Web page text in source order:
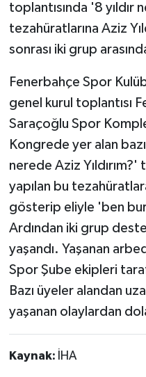
toplantısında '8 yıldır
tezahüratlarına Aziz
sonrası iki grup
Fenerbahçe Spor
genel kurul toplantısı
Saraçoğlu Spor
Kongrede yer alan
nerede Aziz Yıldırım?'
yapılan bu
gösterip eliyle 'ben
Ardından iki grup
yaşandı. Yaşanan
Spor Şube ekipleri
Bazı üyeler alandan
yaşanan olaylardan
Kaynak: İHA